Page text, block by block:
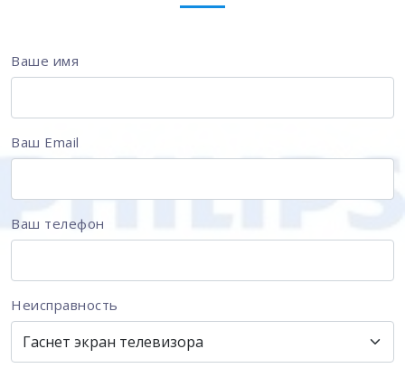
Ваше имя
Ваш Email
Ваш телефон
Неисправность